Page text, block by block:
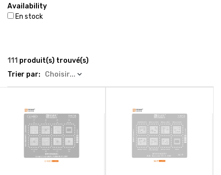
Availability
En stock
111 produit(s) trouvé(s)
Trier par:
Choisir...